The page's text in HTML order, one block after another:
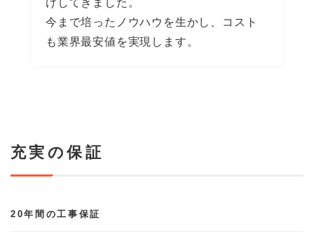
けしてきました。
今まで培ったノウハウを生かし、コスト
も業界最安値を実現します。
充実の保証
20年間の工事保証